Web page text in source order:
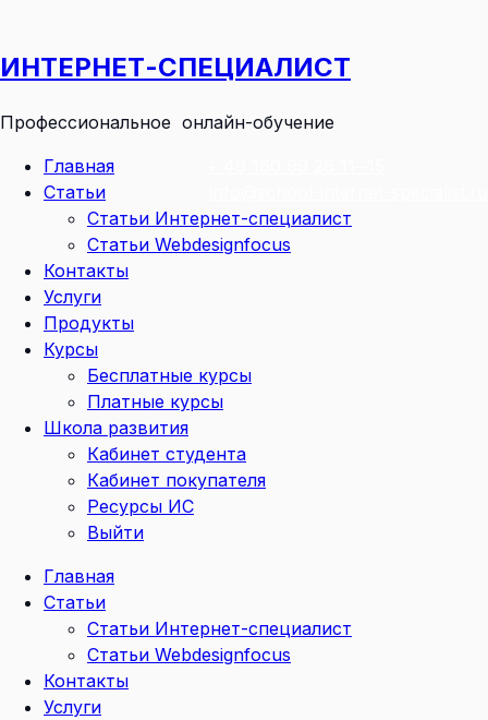
содержимому
ИНТЕРНЕТ-СПЕЦИАЛИСТ
Профессиональное онлайн-обучение
Главная
Статьи
Статьи Интернет-специалист
Статьи Webdesignfocus
Контакты
Услуги
Продукты
Курсы
Бесплатные курсы
Платные курсы
Школа развития
Кабинет студента
Кабинет покупателя
Ресурсы ИС
Выйти
Главная
Статьи
Статьи Интернет-специалист
Статьи Webdesignfocus
Контакты
Услуги